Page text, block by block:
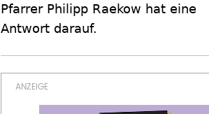
Pfarrer Philipp Raekow hat eine
Antwort darauf.